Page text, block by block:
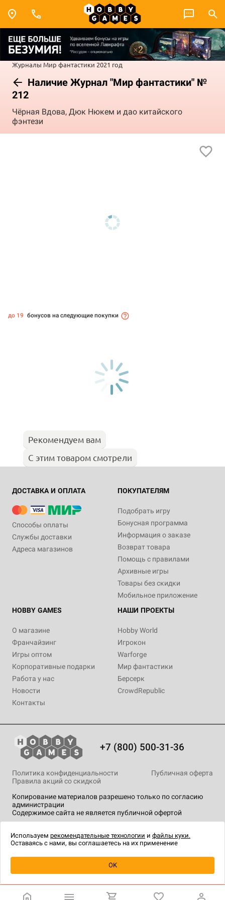
Журналы Мир фантастики 2021 год
Наличие Журнал "Мир фантастики" №
212
Чёрная Вдова, Дюк Нюкем и дао китайского
фэнтези
Купить
до 19 бонусов на следующие покупки
Рекомендуем вам
С этим товаром смотрели
ДОСТАВКА И ОПЛАТА
Способы оплаты
Службы доставки
Адреса магазинов
ПОКУПАТЕЛЯМ
Подобрать игру
Бонусная программа
Информация о заказе
Возврат товара
Помощь с правилами
Архивные игры
Товары без скидки
Мобильное приложение
HOBBY GAMES
О магазине
Франчайзинг
Игры оптом
Корпоративные подарки
Работа у нас
Новости
Контакты
НАШИ ПРОЕКТЫ
Hobby World
Игрокон
Warforge
Мир фантастики
Берсерк
CrowdRepublic
+7 (800) 500-31-36
Копирование материалов разрешено только по согласию
администрации
Содержимое сайта не является публичной офертой
Политика конфиденциальности
Публичная оферта
Правила акций со скидкой
технологии.
Используем рекомендательные технологии и файлы куки.
Оставаясь с нами, вы соглашаетесь на их применение
OK